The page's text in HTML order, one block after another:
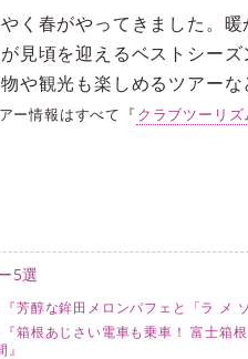
く春がやってきました。
見頃を迎えるベストシー
や観光も楽しめるツアー
ー情報はすべて『 クラブツーリズ
5選
芳醇な鉾田メロンパフェと「ラ メ
箱根あじさい電車も乗車！ 富士箱